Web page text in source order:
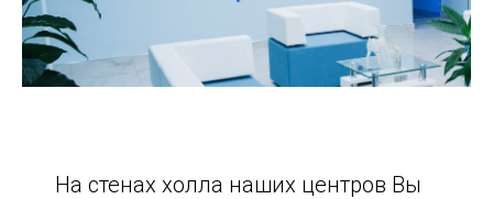
На стенах холла наших центров Вы